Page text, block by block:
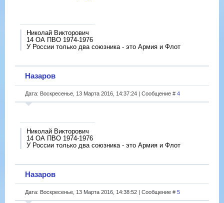
Николай Викторович
14 ОА ПВО 1974-1976
У России только два союзника - это Армия и Флот
Назаров
Дата: Воскресенье, 13 Марта 2016, 14:37:24 | Сообщение # 4
Николай Викторович
14 ОА ПВО 1974-1976
У России только два союзника - это Армия и Флот
Назаров
Дата: Воскресенье, 13 Марта 2016, 14:38:52 | Сообщение # 5